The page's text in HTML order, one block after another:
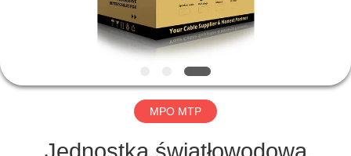
KONTROLA
SKONTAKTUJ
MPO MTP
Jednostka światłowodowa